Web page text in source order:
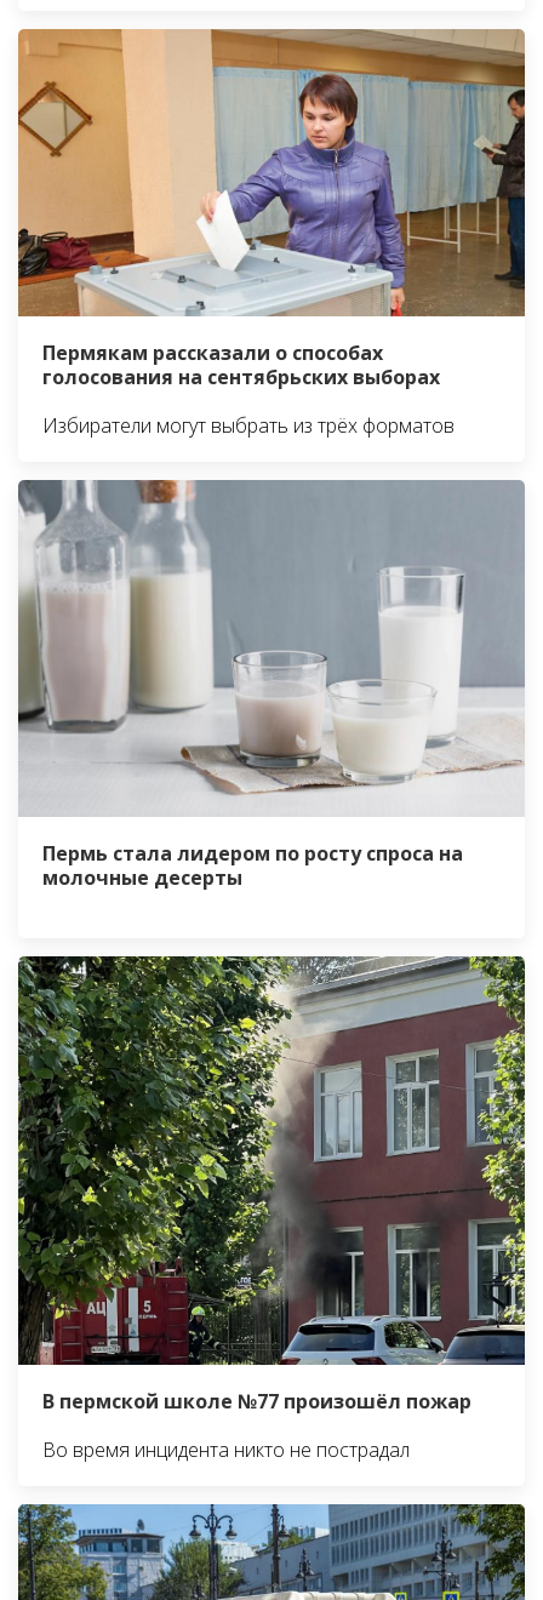
Пермякам рассказали о способах
голосования на сентябрьских выборах
Избиратели могут выбрать из трёх форматов
Пермь стала лидером по росту спроса на
молочные десерты
В пермской школе №77 произошёл пожар
Во время инцидента никто не пострадал